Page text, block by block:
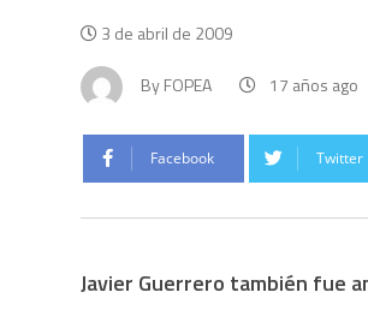
3 de abril de 2009
ByFOPEA 17 años ago
Facebook Twitter
Javier Guerrero también fue